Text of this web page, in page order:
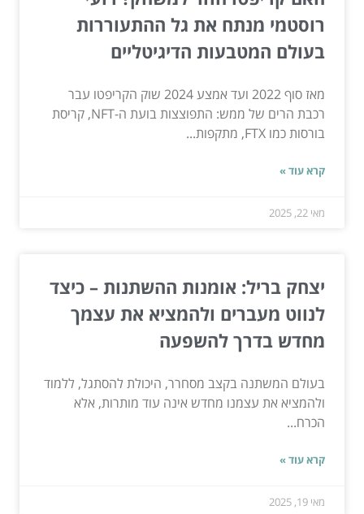
רוסטמי מנתח את גל ההתעוררות
בעולם המטבעות הדיגיטליים
מאז סוף 2022 ועד אמצע 2024 שוק הקריפטו עבר
רכבת הרים של ממש: התפוצצות בועת ה-NFT, קריסת
בורסות כמו FTX, מתקפות...
קרא עוד »
מאי 22, 2025
יצחק בריל: אומנות ההשתנות – כיצד
לנווט מעברים ולהמציא את עצמך
מחדש בדרך להשפעה
בעולם המשתנה בקצב מסחרר, היכולת להסתגל, ללמוד
ולהמציא את עצמנו מחדש אינה עוד מותרות, אלא
הכרח...
קרא עוד »
מאי 19, 2025